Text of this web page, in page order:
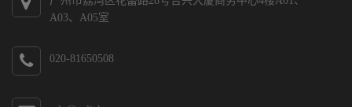
A03、A05室
020-81650508